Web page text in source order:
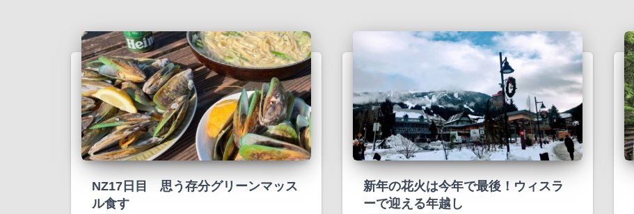
NZ17日目 思う存分グリーンマッス
ル食す
新年の花火は今年で最後！ウィスラ
ーで迎える年越し